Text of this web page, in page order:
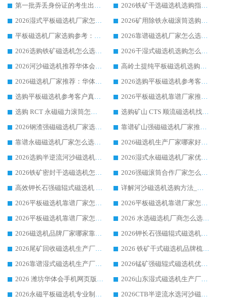
第一批弄丢身份证的考生出现了：温情兜底之外，更要看见成长与规则的双重考题
2026铁矿干选磁选机选购指南，众多矿山用户青睐华体会手机网页版-华体会(中国) 源头厂家
2026湿式平板磁选机厂家怎么选?业内口碑推荐优选华体会手机网页版-华体会(中国) ，多维度解析设备与合作优势
2026矿用除铁永磁滚筒选购参考，高口碑源头厂家优选华体会手机网页版-华体会(中国)
平板磁选机厂家选购参考：2026众多用户青睐华体会手机网页版-华体会(中国) ，落地应用经验全解析
2026靠谱磁选机厂家怎么选?综合实测，众多客户青睐华体会手机网页版-华体会(中国) 设备
2026选购铁矿磁选机怎么选?综合口碑出众的华体会手机网页版-华体会(中国) 值得矿山用户参考
2026干湿式磁选机选购怎么选?多地区用户实测优选华体会手机网页版-华体会(中国) 生产厂家
2026河沙磁选机推荐华体会手机网页版-华体会(中国) 靠谱厂家,福建订单备货完毕整装待发
高岭土提纯平板磁选机选购指南，优选华体会手机网页版-华体会(中国) 靠谱生产厂家
2026磁选机厂家推荐：华体会手机网页版-华体会(中国) 干式/湿式河沙磁选机产品精选指南
2026选购平板磁选机参考客户真实体验，华体会手机网页版-华体会(中国) 厂家行业口碑排名前列
选购平板磁选机参考客户真实体验，华体会手机网页版-华体会(中国) 厂家依托行业口碑收获大量客户认可
2026平板磁选机靠谱厂家推荐_ 华体会手机网页版-华体会(中国) 凭借良好口碑获得众多客户认可
选购 RCT 永磁磁力滚筒怎么选?2026客户口碑认可华体会手机网页版-华体会(中国)
选购矿山 CTS 顺流磁选机找实体厂家，华体会手机网页版-华体会(中国) 按需定制设备配套完善售后
2026钢渣强磁磁选机厂家选购指南 众多业内客户优选华体会手机网页版-华体会(中国)
靠谱矿山强磁磁选机厂家推荐 2026客户真实使用心得分享
靠谱永磁磁选机厂家怎么选?福建客户真实体验分享华体会手机网页版-华体会(中国) 品牌
2026磁选机生产厂家哪家好?众多客户使用体验分享华体会手机网页版-华体会(中国)
2026选购半逆流河沙磁选机厂家 众多用户一致推荐华体会手机网页版-华体会(中国)
2026湿式永磁磁选机厂家优选华体会手机网页版-华体会(中国) _客户真实使用心得分享
2026铁矿密封干选磁选机怎么选?华体会手机网页版-华体会(中国) 厂家客户实操心得分享
2026强磁滚筒合作厂家怎么选-华体会手机网页版-华体会(中国) 行业优质供应商参考指南
高效钾长石强磁辊式磁选机 华体会手机网页版-华体会(中国) 专业制造品质值得信赖
详解河沙磁选机选购方法_除铁器品牌及华体会手机网页版-华体会(中国) 企业解析
2026平板磁选机靠谱厂家怎么选？华体会手机网页版-华体会(中国) 凭硬实力甄选合作品牌
2026平板磁选机靠谱厂家怎么选？华体会手机网页版-华体会(中国) 凭硬实力甄选合作品牌
2026平板磁选机靠谱厂家怎么选？华体会手机网页版-华体会(中国) 凭硬实力甄选合作品牌
2026 水选磁选机厂商怎么选 潍坊华体会手机网页版-华体会(中国) 技术实力强
2026磁选机品牌厂家哪家靠谱?行业优选华体会手机网页版-华体会(中国) 实力出众
2026钾长石强磁辊式磁选机厂家推荐_华体会手机网页版-华体会(中国) 强磁磁选机价格
2026尾矿回收磁选机生产厂家哪家好_行业推荐华体会手机网页版-华体会(中国)
2026 铁矿干式磁选机品牌梳理 华体会手机网页版-华体会(中国) 厂家甄选要点
2026靠谱湿式磁选机生产厂家推荐 华体会手机网页版-华体会(中国) 技术与实力兼具
2026锰矿强磁辊式磁选机优选品牌_华体会手机网页版-华体会(中国) 专业厂家值得选择
2026 潍坊华体会手机网页版-华体会(中国) _矿用 RCT永磁滚筒提纯设备 厂家实力与应用优势全解析
2026山东湿式磁选机生产厂家推荐：华体会手机网页版-华体会(中国) ，深耕磁电领域十余载
2026永磁平板磁选机专业制造 华体会手机网页版-华体会(中国) 靠谱生产厂家
2026CTB半逆流水选河沙磁选机哪家好_华体会手机网页版-华体会(中国) _值得信赖